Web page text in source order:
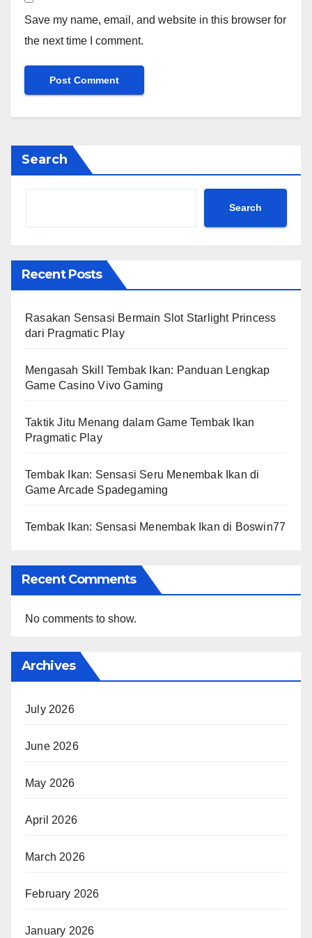
Save my name, email, and website in this browser for
the next time I comment.
Search
Search
Recent Posts
Rasakan Sensasi Bermain Slot Starlight Princess
dari Pragmatic Play
Mengasah Skill Tembak Ikan: Panduan Lengkap
Game Casino Vivo Gaming
Taktik Jitu Menang dalam Game Tembak Ikan
Pragmatic Play
Tembak Ikan: Sensasi Seru Menembak Ikan di
Game Arcade Spadegaming
Tembak Ikan: Sensasi Menembak Ikan di Boswin77
Recent Comments
No comments to show.
Archives
July 2026
June 2026
May 2026
April 2026
March 2026
February 2026
January 2026